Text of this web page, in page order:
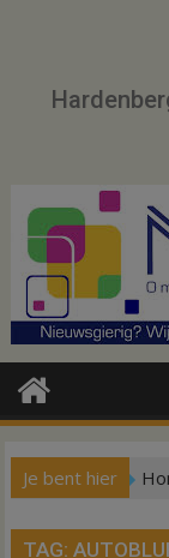
Je bent hier
TAG: